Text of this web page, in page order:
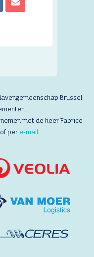
Brussel
met de heer Fabrice
of per e-mail.